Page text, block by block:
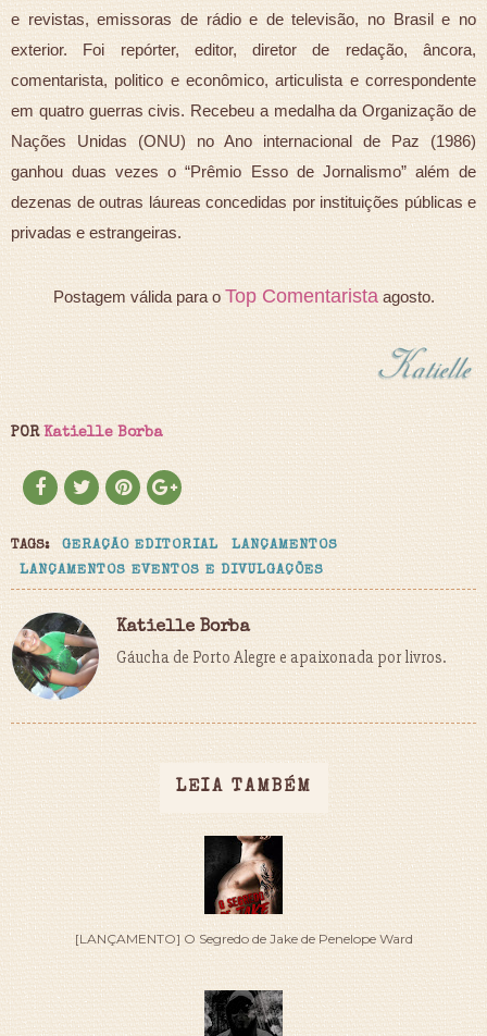
e revistas, emissoras de rádio e de televisão, no Brasil e no
exterior. Foi repórter, editor, diretor de redação, âncora,
comentarista, politico e econômico, articulista e correspondente
em quatro guerras civis. Recebeu a medalha da Organização de
Nações Unidas (ONU) no Ano internacional de Paz (1986)
ganhou duas vezes o “Prêmio Esso de Jornalismo” além de
dezenas de outras láureas concedidas por instituições públicas e
privadas e estrangeiras.
Postagem válida para o Top Comentaristaagosto.
PORKatielle Borba
TAGS: GERAÇÃO EDITORIAL
LANÇAMENTOS
LANÇAMENTOS EVENTOS E DIVULGAÇÕES
Katielle Borba
Gáucha de Porto Alegre e apaixonada por livros.
LEIA TAMBÉM
[LANÇAMENTO] O Segredo de Jake de Penelope Ward